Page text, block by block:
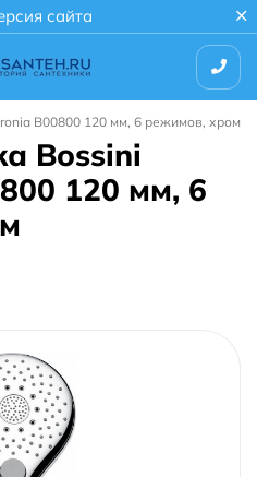
сайта
B00800 120 мм, 6 режимов, хром
Bossini
120 мм, 6